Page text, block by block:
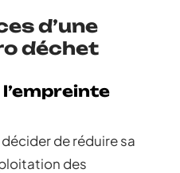
d’une
déchet
de réduire sa
des